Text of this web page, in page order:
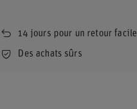
14jours pour un retour facile
Des achats sûrs